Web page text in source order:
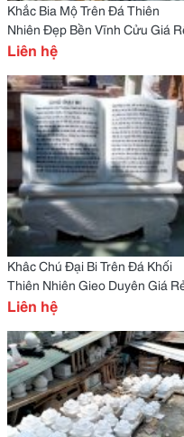
Khắc Bia Mộ Trên Đá Thiên
Nhiên Đẹp Bền Vĩnh Cửu Giá
Liên hệ
Khâc Chú Đại Bi Trên Đá Khối
Thiên Nhiên Gieo Duyên Giá
Liên hệ